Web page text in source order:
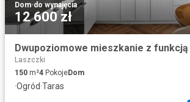
Dom·do wynajęcia
12 600 zł
Dwupoziomowe mieszkanie z funkcją
Laszczki
150 m²4 PokojeDom
·Ogród·Taras